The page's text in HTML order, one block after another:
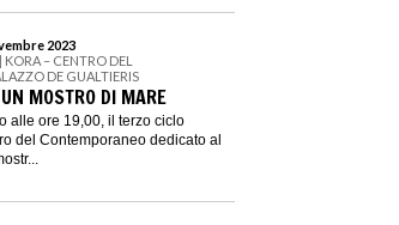
2023
| KORA – CENTRO DEL
DE GUALTIERIS
MOSTRO DI MARE
alle ore 19,00, il terzo ciclo
del Contemporaneo dedicato al